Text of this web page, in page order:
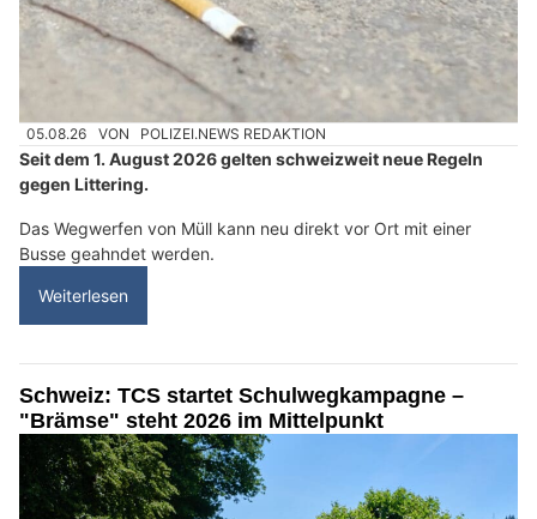
05.08.26 VON POLIZEI.NEWS REDAKTION
Seit dem 1. August 2026 gelten schweizweit neue Regeln
gegen Littering.
Das Wegwerfen von Müll kann neu direkt vor Ort mit einer
Busse geahndet werden.
Weiterlesen
Schweiz: TCS startet Schulwegkampagne –
"Brämse" steht 2026 im Mittelpunkt